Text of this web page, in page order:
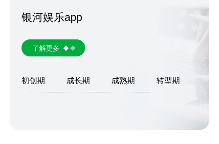
银河娱乐app
了解更多
初创期 成长期 成熟期 转型期